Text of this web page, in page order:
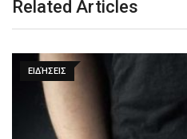
Related Articles
ΕΙΔΉΣΕΙΣ